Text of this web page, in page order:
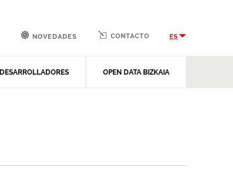
DESARROLLADORES OPEN DATA BIZKAIA
NOVEDADES CONTACTO ES